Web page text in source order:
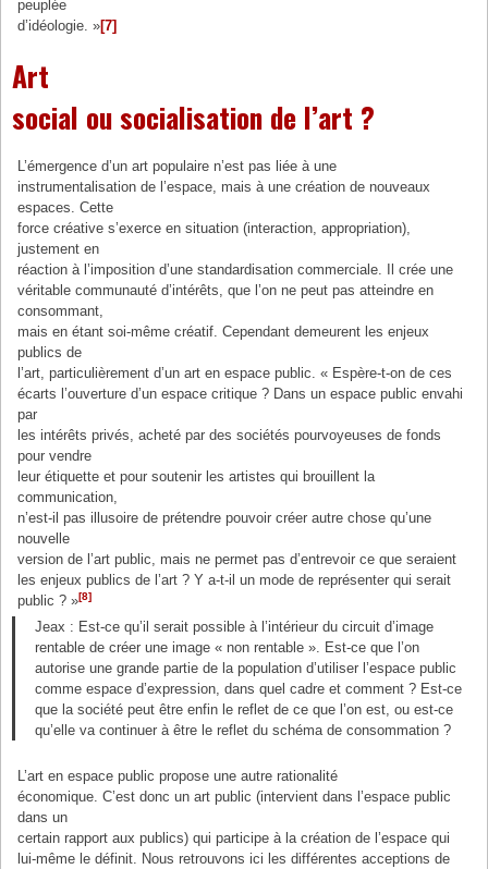
peuplée
d’idéologie. »[7]
Art
social ou socialisation de l’art ?
L’émergence d’un art populaire n’est pas liée à une
instrumentalisation de l’espace, mais à une création de nouveaux
espaces. Cette
force créative s’exerce en situation (interaction, appropriation),
justement en
réaction à l’imposition d’une standardisation commerciale. Il crée une
véritable communauté d’intérêts, que l’on ne peut pas atteindre en
consommant,
mais en étant soi-même créatif. Cependant demeurent les enjeux
publics de
l’art, particulièrement d’un art en espace public. « Espère-t-on de ces
écarts l’ouverture d’un espace critique ? Dans un espace public envahi
par
les intérêts privés, acheté par des sociétés pourvoyeuses de fonds
pour vendre
leur étiquette et pour soutenir les artistes qui brouillent la
communication,
n’est-il pas illusoire de prétendre pouvoir créer autre chose qu’une
nouvelle
version de l’art public, mais ne permet pas d’entrevoir ce que seraient
les enjeux publics de l’art ? Y a-t-il un mode de représenter qui serait
public ? »[8]
Jeax : Est-ce qu’il serait possible à l’intérieur du circuit d’image
rentable de créer une image « non rentable ». Est-ce que l’on
autorise une grande partie de la population d’utiliser l’espace public
comme espace d’expression, dans quel cadre et comment ? Est-ce
que la société peut être enfin le reflet de ce que l’on est, ou est-ce
qu’elle va continuer à être le reflet du schéma de consommation ?
L’art en espace public propose une autre rationalité
économique. C’est donc un art public (intervient dans l’espace public
dans un
certain rapport aux publics) qui participe à la création de l’espace qui
lui-même le définit. Nous retrouvons ici les différentes acceptions de